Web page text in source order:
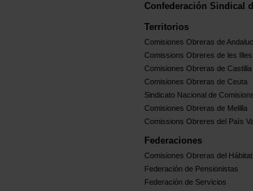
Confederación Sindical
Territorios
Comisiones Obreras de
Comissions Obreres de les
Comisiones Obreras de
Comisiones Obreras de Ceuta
Sindicato Nacional de
Comisiones Obreras de Melilla
Comissions Obreres del Paìs
Federaciones
Comisiones Obreras del Hábitat
Federación de Pensionistas
Federación de Servicios